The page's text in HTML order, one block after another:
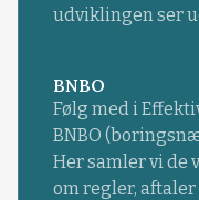
udviklingen ser
BNBO
Følg med i
BNBO
Her samler vi de
om regler,